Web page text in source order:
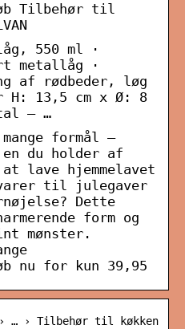
Tilbehør til
550 ml ·
metallåg ·
af rødbeder, løg
H: 13,5 cm x Ø: 8
– …
formål –
du holder af
lave hjemmelavet
til julegaver
Dette
form og
mønster.
nu for kun 39,95
… › Tilbehør til køkken